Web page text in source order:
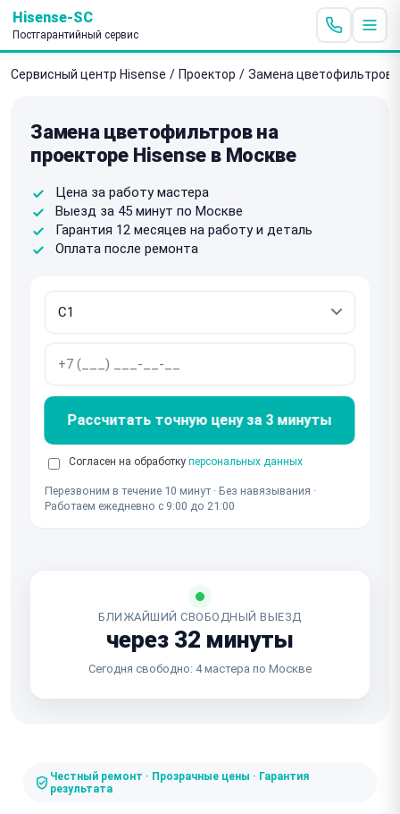
Hisense-SC
Постгарантийный сервис
Сервисный центр Hisense / Проектор / Замена цветофильтров
Замена цветофильтров на
проекторе Hisense в Москве
Цена за работу мастера
Выезд за 45 минут по Москве
Гарантия 12 месяцев на работу и деталь
Оплата после ремонта
Рассчитать точную цену за 3 минуты
Согласен на обработку персональных данных
Перезвоним в течение 10 минут · Без навязывания ·
Работаем ежедневно с 9:00 до 21:00
БЛИЖАЙШИЙ СВОБОДНЫЙ ВЫЕЗД
через 32 минуты
Сегодня свободно: 4 мастера по Москве
Честный ремонт · Прозрачные цены · Гарантия
результата